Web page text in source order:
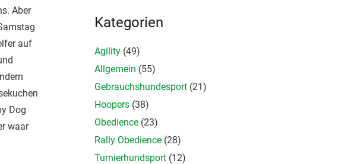
Aber
auf
Dog
waar
Kategorien
Agility (49)
Allgemein (55)
Gebrauchshundesport (21)
Hoopers (38)
Obedience (23)
Rally Obedience (28)
Turnierhundsport (12)